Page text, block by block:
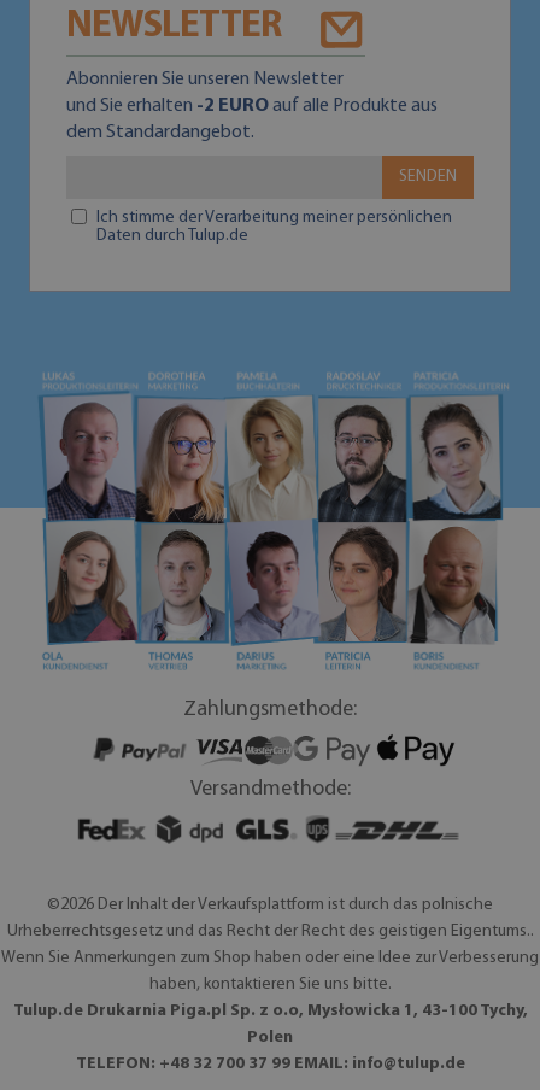
NEWSLETTER
Abonnieren Sie unseren Newsletter
und Sie erhalten -2 EUROauf alle Produkte aus
dem Standardangebot.
SENDEN
Ich stimme der Verarbeitung meiner persönlichen
Daten durch Tulup.de
Zahlungsmethode:
Versandmethode:
©2026 Der Inhalt der Verkaufsplattform ist durch das polnische
Urheberrechtsgesetz und das Recht der Recht des geistigen Eigentums..
Wenn Sie Anmerkungen zum Shop haben oder eine Idee zur Verbesserung
haben, kontaktieren Sie uns bitte.
Tulup.de Drukarnia Piga.pl Sp. z o.o, Mysłowicka 1, 43-100 Tychy,
Polen
TELEFON: +48 32 700 37 99 EMAIL: info@tulup.de